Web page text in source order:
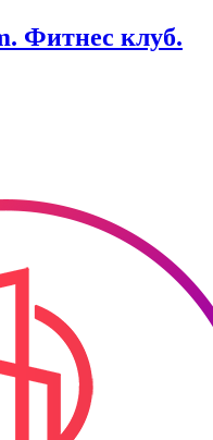
Фитнес клуб.